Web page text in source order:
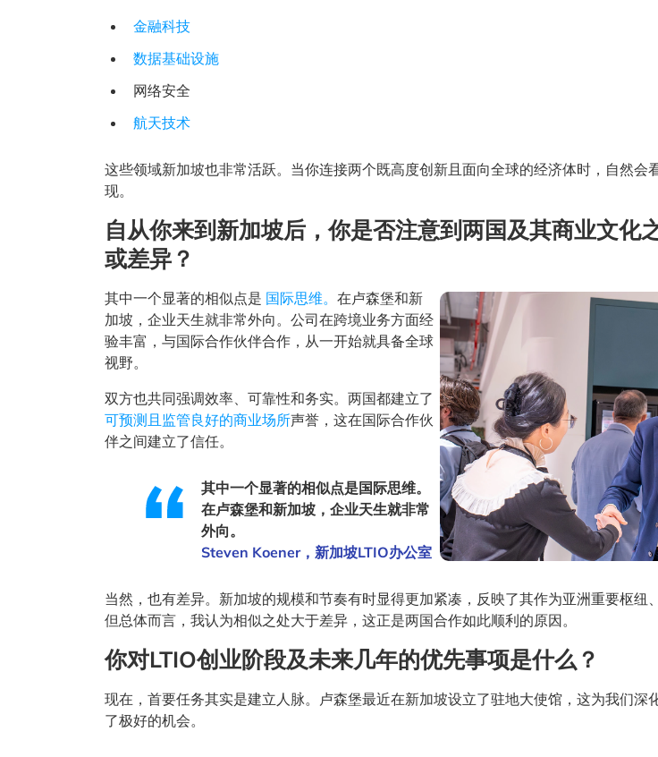
金融科技
数据基础设施
网络安全
航天技术
这些领域新加坡也非常活跃。当你连接两个既高度创新且面向全球的经济体时，自然会
现。
自从你来到新加坡后，你是否注意到两国及其商业文化
或差异？
其中一个显著的相似点是 国际思维。 在卢森堡和新
加坡，企业天生就非常外向。公司在跨境业务方面经
验丰富，与国际合作伙伴合作，从一开始就具备全球
视野。
双方也共同强调效率、可靠性和务实。两国都建立了
可预测且监管良好的商业场所声誉，这在国际合作伙
伴之间建立了信任。
其中一个显著的相似点是国际思维。
在卢森堡和新加坡，企业天生就非常
外向。
Steven Koener，新加坡LTIO办公室
当然，也有差异。新加坡的规模和节奏有时显得更加紧凑，反映了其作为亚洲重要枢纽
但总体而言，我认为相似之处大于差异，这正是两国合作如此顺利的原因。
你对LTIO创业阶段及未来几年的优先事项是什么？
现在，首要任务其实是建立人脉。卢森堡最近在新加坡设立了驻地大使馆，这为我们深
了极好的机会。